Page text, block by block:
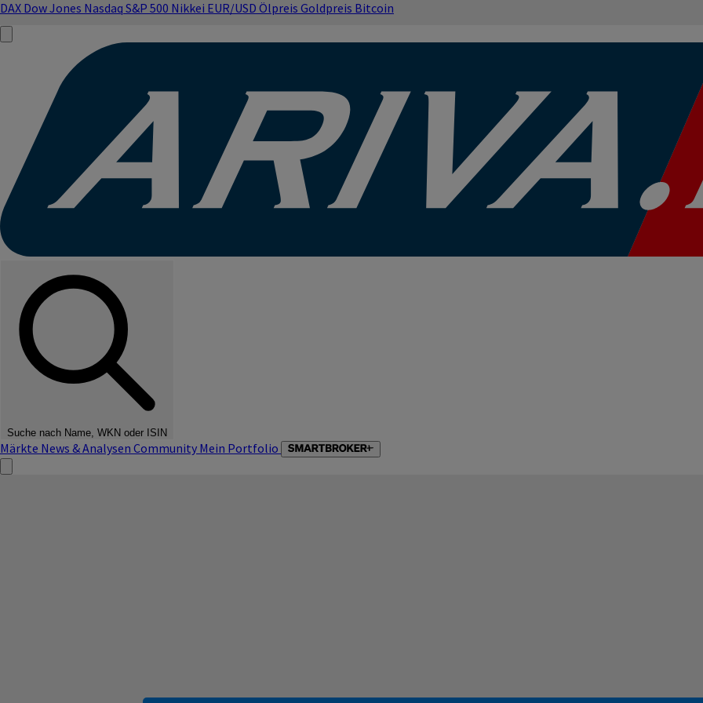
DAX Dow Jones Nasdaq S&P 500 Nikkei EUR/USD Ölpreis Goldpreis Bitcoin
Suche nach Name, WKN oder ISIN
Märkte News & Analysen Community Mein Portfolio